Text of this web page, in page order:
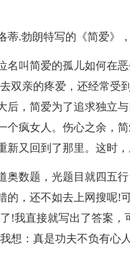
.勃朗特写的《简爱》，
名叫简爱的孤儿如何在
双亲的疼爱，还经常受
后，简爱为了追求独立
个疯女人。伤心之余，
又回到了那里。这时
奥数题，光题目就四五
的，还不如去上网搜呢!
我直接就写出了答案，
想：真是功夫不负有心